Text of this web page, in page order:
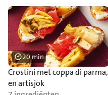
Crostini met coppa di parma,
en artisjok
20 min